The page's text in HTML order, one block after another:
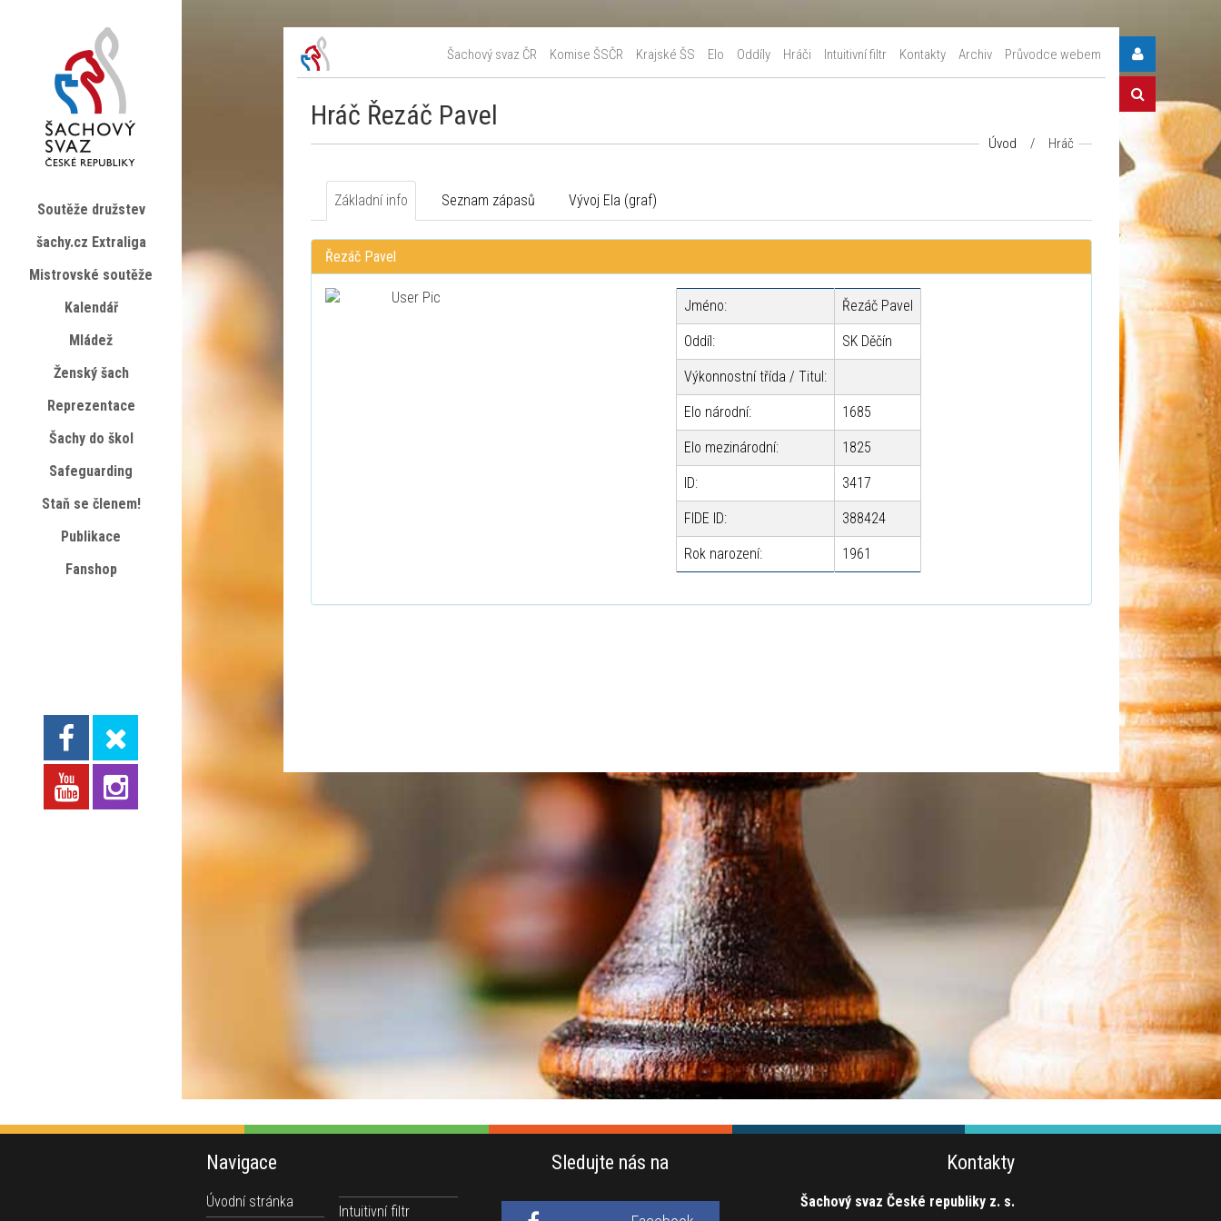
Šachový svaz ČR Komise ŠSČR Krajské ŠS Elo Oddíly Hráči Intuitivní filtr Kontakty Archiv Průvodce webem
Hráč Řezáč Pavel
Úvod / Hráč
Základní info Seznam zápasů Vývoj Ela (graf)
Řezáč Pavel
Jméno: Řezáč Pavel
Oddíl: SK Děčín
Výkonnostní třída / Titul:
Elo národní: 1685
Elo mezinárodní: 1825
ID: 3417
FIDE ID: 388424
Rok narození: 1961
Soutěže družstev
šachy.cz Extraliga
Mistrovské soutěže
Kalendář
Mládež
Ženský šach
Reprezentace
Šachy do škol
Safeguarding
Staň se členem!
Publikace
Fanshop
Navigace
Úvodní stránka
Intuitivní filtr
Sledujte nás na Kontakty
Šachový svaz České republiky z. s.